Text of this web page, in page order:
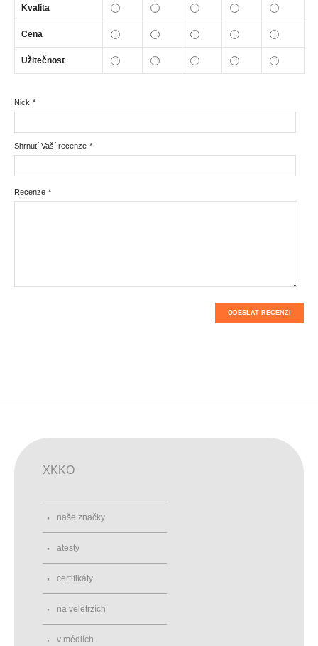
Kvalita
Cena
Užitečnost
*
Nick
*
Shrnutí Vaší recenze
*
Recenze
ODESLAT RECENZI
XKKO
naše značky
atesty
certifikáty
na veletrzích
v médiích